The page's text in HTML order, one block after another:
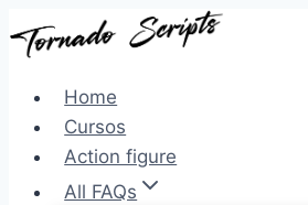
Pular
para
Conteúdo
Home
Cursos
Action figure
All FAQs